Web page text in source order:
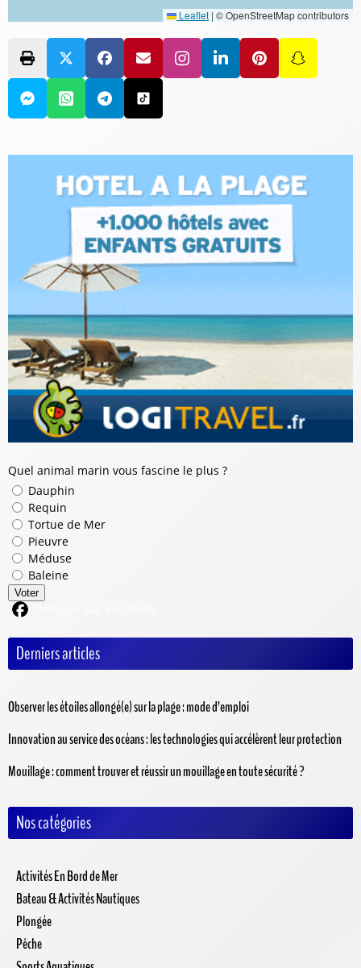
Leaflet | © OpenStreetMap contributors
Quel animal marin vous fascine le plus ?
Dauphin
Requin
Tortue de Mer
Pieuvre
Méduse
Baleine
Voter
Derniers articles
Observer les étoiles allongé(e) sur la plage : mode d’emploi
Innovation au service des océans : les technologies qui accélèrent leur protection
Mouillage : comment trouver et réussir un mouillage en toute sécurité ?
Nos catégories
Activités En Bord de Mer
Bateau & Activités Nautiques
Plongée
Pêche